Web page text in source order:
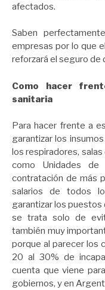
afectados.
Saben
empresas por lo que
reforzará el seguro de
Como hacer
sanitaria
Para hacer frente a
garantizar los
los respiradores,
como Unidades de
contratación de más
salarios de todos
garantizar los puestos
se trata solo de
también muy
porque al parecer los
20 al 30% de
cuenta que viene
gobiernos, y en